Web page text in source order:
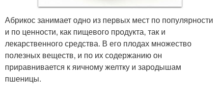
Абрикос занимает одно из первых мест по популярности
и по ценности, как пищевого продукта, так и
лекарственного средства. В его плодах множество
полезных веществ, и по их содержанию он
приравнивается к яичному желтку и зародышам
пшеницы.